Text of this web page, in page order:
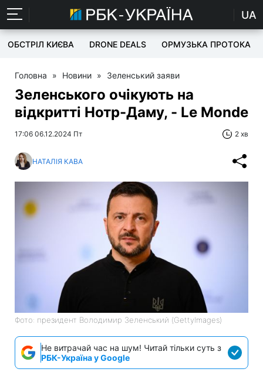
UA
ОБСТРІЛ КИЄВА DRONE DEALS ОРМУЗЬКА ПРОТОКА
Головна » Новини » Зеленський заяви
Зеленського очікують на
відкритті Нотр-Даму, - Le Monde
17:06 06.12.2024 Пт 2 хв
НАТАЛІЯ КАВА
Фото: президент Володимир Зеленський (GettyImagеs)
Не витрачай час на шум! Читай тільки суть з
РБК-Україна у Google